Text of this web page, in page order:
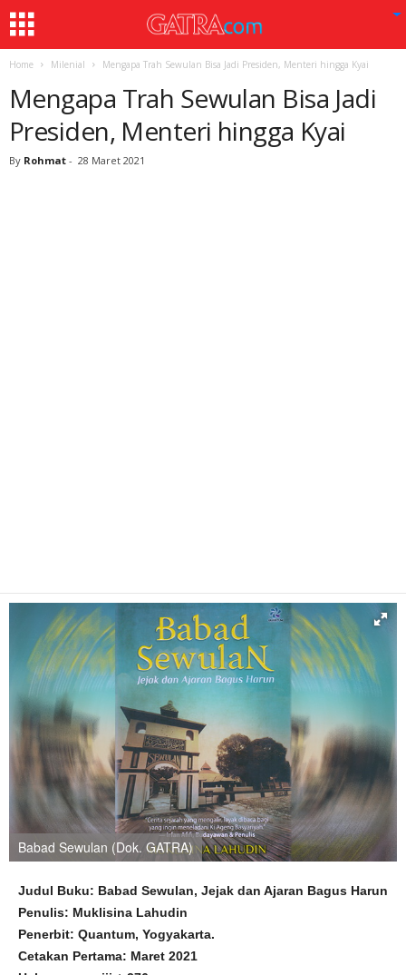
Home Milenial Mengapa Trah Sewulan Bisa Jadi Presiden, Menteri hingga Kyai
Mengapa Trah Sewulan Bisa Jadi
Presiden, Menteri hingga Kyai
By Rohmat - 28 Maret 2021
Babad Sewulan (Dok. GATRA)
Judul Buku: Babad Sewulan, Jejak dan Ajaran Bagus Harun
Penulis: Muklisina Lahudin
Penerbit: Quantum, Yogyakarta.
Cetakan Pertama: Maret 2021